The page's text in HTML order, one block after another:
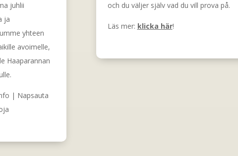
juhlii
ja
yhteen
avoimelle,
Haaparannan
| Napsauta
och du väljer själv vad du vill prova på.
Läs mer: klicka här!